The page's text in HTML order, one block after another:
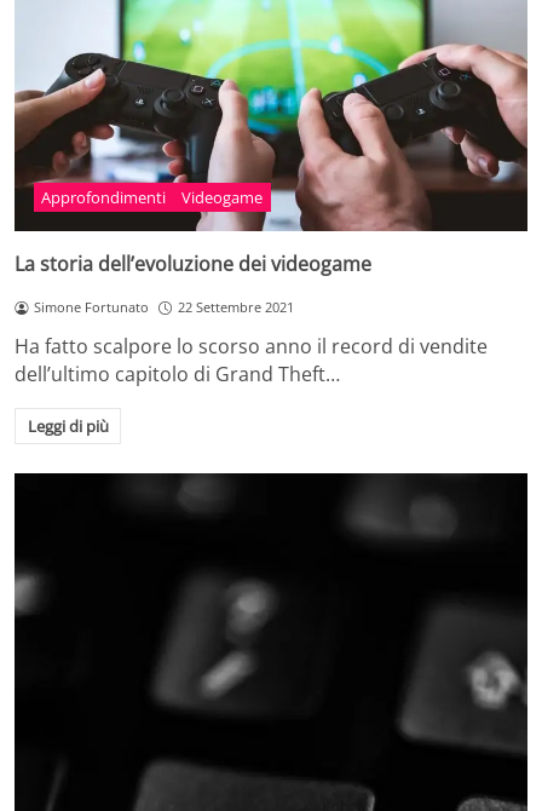
Approfondimenti Videogame
La storia dell’evoluzione dei videogame
Simone Fortunato 22 Settembre 2021
Ha fatto scalpore lo scorso anno il record di vendite
dell’ultimo capitolo di Grand Theft…
Leggi di più